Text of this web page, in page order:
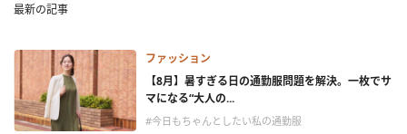
最新の記事
ファッション
【8月】暑すぎる日の通勤服問題を解決。一枚でサ
マになる“大人の...
#今日もちゃんとしたい私の通勤服